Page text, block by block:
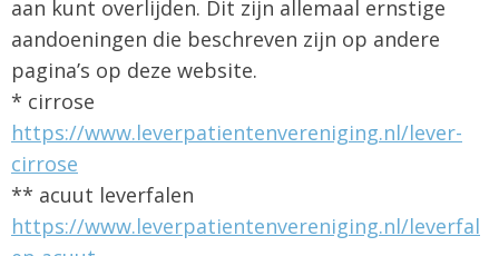
aan kunt overlijden. Dit zijn allemaal ernstige
aandoeningen die beschreven zijn op andere
pagina’s op deze website.
* cirrose
https://www.leverpatientenvereniging.nl/lever-
cirrose
** acuut leverfalen
https://www.leverpatientenvereniging.nl/leverfal